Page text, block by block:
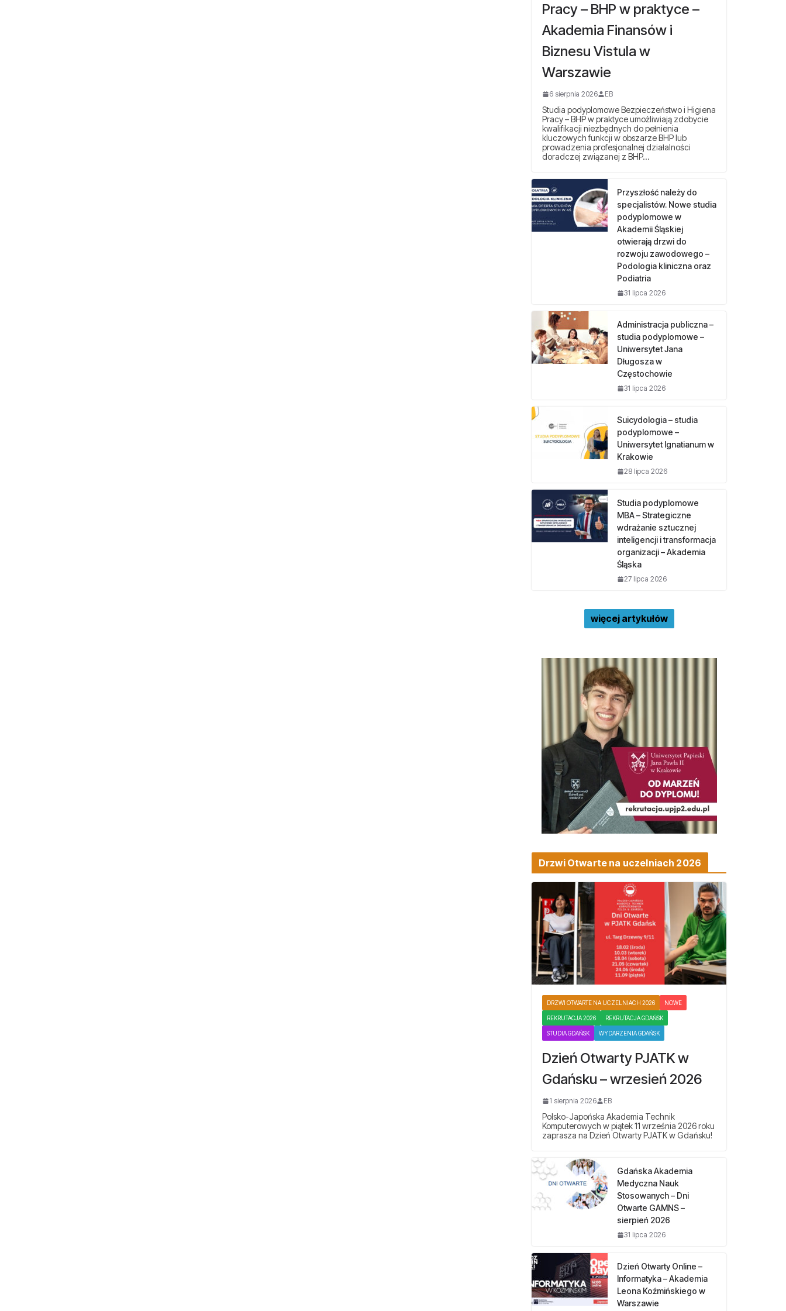
Pracy – BHP w praktyce –
Akademia Finansów i
Biznesu Vistula w
Warszawie
6 sierpnia 2026 EB
Studia podyplomowe Bezpieczeństwo i Higiena
Pracy – BHP w praktyce umożliwiają zdobycie
kwalifikacji niezbędnych do pełnienia
kluczowych funkcji w obszarze BHP lub
prowadzenia profesjonalnej działalności
doradczej związanej z BHP…
Przyszłość należy do
specjalistów. Nowe studia
podyplomowe w
Akademii Śląskiej
otwierają drzwi do
rozwoju zawodowego –
Podologia kliniczna oraz
Podiatria
31 lipca 2026
Administracja publiczna –
studia podyplomowe –
Uniwersytet Jana
Długosza w
Częstochowie
31 lipca 2026
Suicydologia – studia
podyplomowe –
Uniwersytet Ignatianum w
Krakowie
28 lipca 2026
Studia podyplomowe
MBA – Strategiczne
wdrażanie sztucznej
inteligencji i transformacja
organizacji – Akademia
Śląska
27 lipca 2026
więcej artykułów
Drzwi Otwarte na uczelniach 2026
DRZWI OTWARTE NA UCZELNIACH 2026 NOWE
REKRUTACJA 2026 REKRUTACJA GDAŃSK
STUDIA GDAŃSK WYDARZENIA GDAŃSK
Dzień Otwarty PJATK w
Gdańsku – wrzesień 2026
1 sierpnia 2026 EB
Polsko-Japońska Akademia Technik
Komputerowych w piątek 11 września 2026 roku
zaprasza na Dzień Otwarty PJATK w Gdańsku!
Gdańska Akademia
Medyczna Nauk
Stosowanych – Dni
Otwarte GAMNS –
sierpień 2026
31 lipca 2026
Dzień Otwarty Online –
Informatyka – Akademia
Leona Koźmińskiego w
Warszawie